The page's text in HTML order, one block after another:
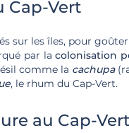
Cap-Vert
sur les îles, pour
par lacolonisation
comme la cachupa
, le rhum du Cap-Vert.
au Cap-Vert